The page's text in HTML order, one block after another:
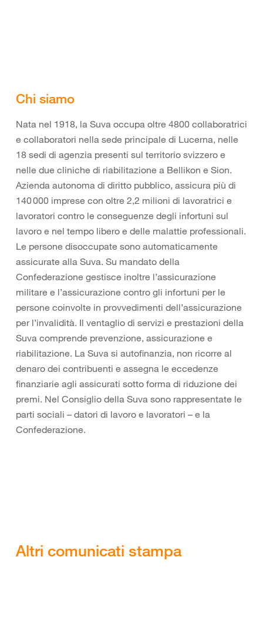
Chi siamo
Nata nel 1918, la Suva occupa oltre 4800 collaboratrici
e collaboratori nella sede principale di Lucerna, nelle
18 sedi di agenzia presenti sul territorio svizzero e
nelle due cliniche di riabilitazione a Bellikon e Sion.
Azienda autonoma di diritto pubblico, assicura più di
140 000 imprese con oltre 2,2 milioni di lavoratrici e
lavoratori contro le conseguenze degli infortuni sul
lavoro e nel tempo libero e delle malattie professionali.
Le persone disoccupate sono automaticamente
assicurate alla Suva. Su mandato della
Confederazione gestisce inoltre l’assicurazione
militare e l’assicurazione contro gli infortuni per le
persone coinvolte in provvedimenti dell’assicurazione
per l’invalidità. Il ventaglio di servizi e prestazioni della
Suva comprende prevenzione, assicurazione e
riabilitazione. La Suva si autofinanzia, non ricorre al
denaro dei contribuenti e assegna le eccedenze
finanziarie agli assicurati sotto forma di riduzione dei
premi. Nel Consiglio della Suva sono rappresentate le
parti sociali – datori di lavoro e lavoratori – e la
Confederazione.
Altri comunicati stampa